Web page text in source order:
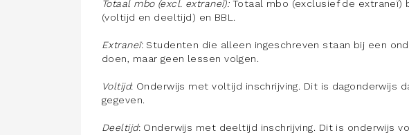
Totaal mbo (excl. extraneï): Totaal mbo (exclusief de extraneï)
(voltijd en deeltijd) en BBL.
Extraneï: Studenten die alleen ingeschreven staan bij een
doen, maar geen lessen volgen.
Voltijd: Onderwijs met voltijd inschrijving. Dit is dagonderwijs
gegeven.
Deeltijd: Onderwijs met deeltijd inschrijving. Dit is onderwijs